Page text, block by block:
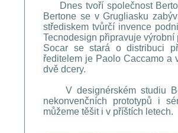
Dnes tvoří společnost
Bertone se v Grugliasku
střediskem tvůrčí invence
Tecnodesign připravuje
Socar se stará o distribuci
ředitelem je Paolo Caccamo a
dvě dcery.
V designérském studiu
nekonvenčních prototypů i
můžeme těšit i v příštích letech.